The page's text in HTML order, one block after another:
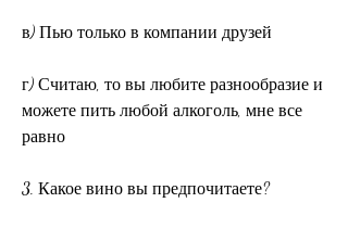
в) Пью только в компании друзей
г) Считаю, то вы любите разнообразие и
можете пить любой алкоголь, мне все
равно
3. Какое вино вы предпочитаете?